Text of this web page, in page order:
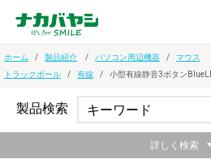
ホーム 製品紹介 パソコン周辺機器
マウス
トラックボール
有線 小型有線静音3ボタン
製品検索
詳しく検索